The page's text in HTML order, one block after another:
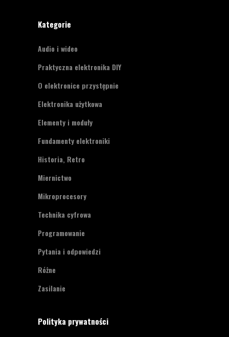
Kategorie
Audio i wideo
Praktyczna elektronika DIY
O elektronice przystępnie
Elektronika użytkowa
Elementy i moduły
Fundamenty elektroniki
Historia, Retro
Miernictwo
Mikroprocesory
Technika cyfrowa
Programowanie
Pytania i odpowiedzi
Różne
Zasilanie
Polityka prywatności